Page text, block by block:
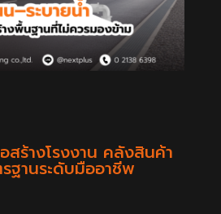
สร้างโรงงาน คลังสินค้า
ฐานระดับมืออาชีพ